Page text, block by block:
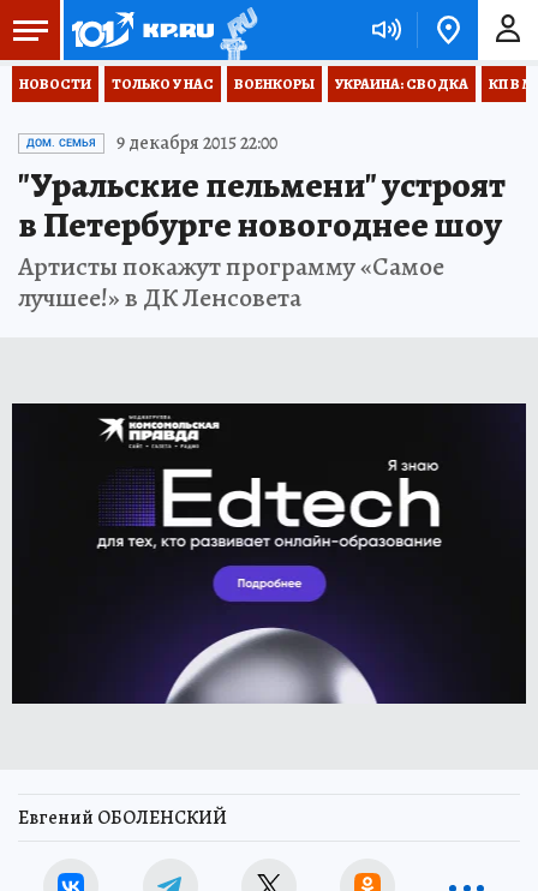
НОВОСТИ ТОЛЬКО У НАС ВОЕНКОРЫ УКРАИНА: СВОДКА КП В
ДОМ. СЕМЬЯ 9 декабря 2015 22:00
"Уральские пельмени" устроят
в Петербурге новогоднее шоу
Артисты покажут программу «Самое
лучшее!» в ДК Ленсовета
Евгений ОБОЛЕНСКИЙ